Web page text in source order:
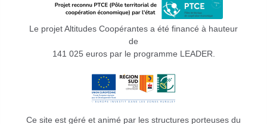
Le projet Altitudes Coopérantes a été financé à hauteur
de
141 025 euros par le programme LEADER.
Ce site est géré et animé par les structures porteuses du